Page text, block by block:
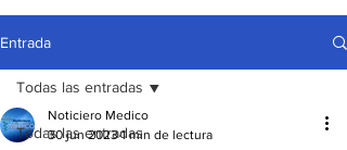
Entrada
Todas las entradas
Todas las entradas
Noticiero Medico
30 jun 2023 1 min de lectura